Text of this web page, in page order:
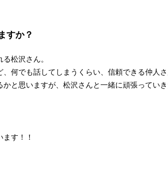
すか？
松沢さん。
何でも話してしまうくらい、信頼できる仲人
と思いますが、松沢さんと一緒に頑張っていき
す！！